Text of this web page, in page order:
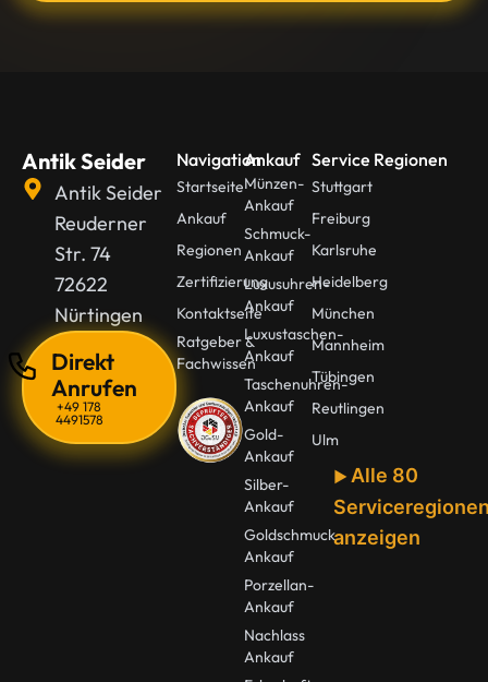
Antik Seider
Antik Seider
Reuderner
Str. 74
72622
Nürtingen
Direkt
Anrufen
+49 178
4491578
Navigation
Startseite
Ankauf
Regionen
Zertifizierung
Kontaktseite
Ratgeber &
Fachwissen
Ankauf
Münzen-
Ankauf
Schmuck-
Ankauf
Luxusuhren-
Ankauf
Luxustaschen-
Ankauf
Taschenuhren-
Ankauf
Gold-
Ankauf
Silber-
Ankauf
Goldschmuck
Ankauf
Porzellan-
Ankauf
Nachlass
Ankauf
Service Regionen
Stuttgart
Freiburg
Karlsruhe
Heidelberg
München
Mannheim
Tübingen
Reutlingen
Ulm
Alle 80
anzeigen